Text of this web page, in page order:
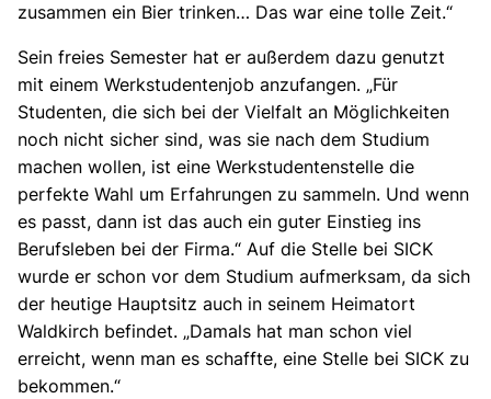
zusammen ein Bier trinken… Das war eine tolle Zeit.“
Sein freies Semester hat er außerdem dazu genutzt
mit einem Werkstudentenjob anzufangen. „Für
Studenten, die sich bei der Vielfalt an Möglichkeiten
noch nicht sicher sind, was sie nach dem Studium
machen wollen, ist eine Werkstudentenstelle die
perfekte Wahl um Erfahrungen zu sammeln. Und wenn
es passt, dann ist das auch ein guter Einstieg ins
Berufsleben bei der Firma.“ Auf die Stelle bei SICK
wurde er schon vor dem Studium aufmerksam, da sich
der heutige Hauptsitz auch in seinem Heimatort
Waldkirch befindet. „Damals hat man schon viel
erreicht, wenn man es schaffte, eine Stelle bei SICK zu
bekommen.“